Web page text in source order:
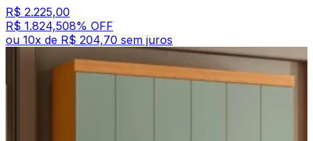
R$ 2.225,00
R$ 1.824,508% OFF
ou 10x de R$ 204,70 sem juros